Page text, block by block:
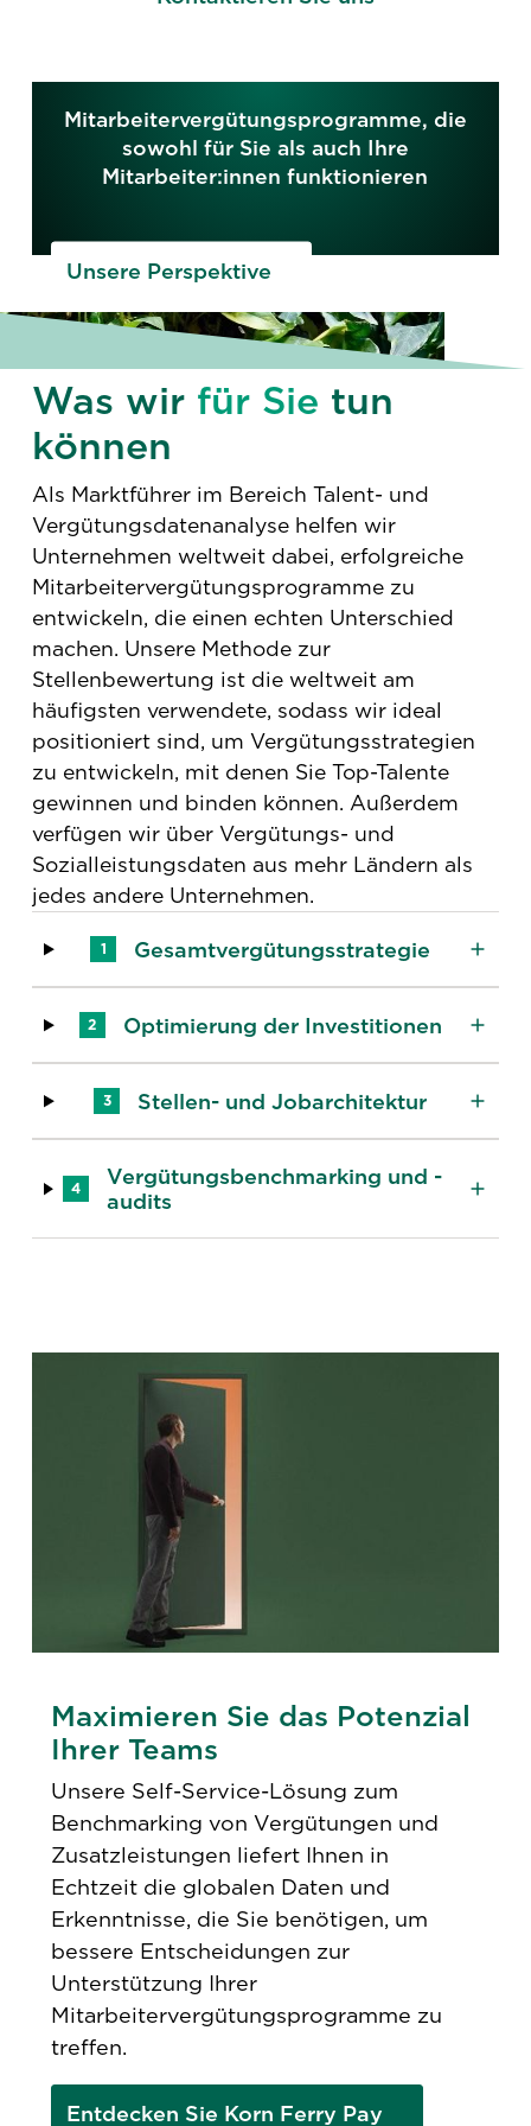
Mitarbeitervergütungsprogramme, die
sowohl für Sie als auch Ihre
Mitarbeiter:innen funktionieren
Unsere Perspektive
Was wir für Sie tun
können
Als Marktführer im Bereich Talent- und
Vergütungsdatenanalyse helfen wir
Unternehmen weltweit dabei, erfolgreiche
Mitarbeitervergütungsprogramme zu
entwickeln, die einen echten Unterschied
machen. Unsere Methode zur
Stellenbewertung ist die weltweit am
häufigsten verwendete, sodass wir ideal
positioniert sind, um Vergütungsstrategien
zu entwickeln, mit denen Sie Top-Talente
gewinnen und binden können. Außerdem
verfügen wir über Vergütungs- und
Sozialleistungsdaten aus mehr Ländern als
jedes andere Unternehmen.
1 Gesamtvergütungsstrategie
2 Optimierung der Investitionen
3 Stellen- und Jobarchitektur
4
Vergütungsbenchmarking und -
audits
Maximieren Sie das Potenzial
Ihrer Teams
Unsere Self-Service-Lösung zum
Benchmarking von Vergütungen und
Zusatzleistungen liefert Ihnen in
Echtzeit die globalen Daten und
Erkenntnisse, die Sie benötigen, um
bessere Entscheidungen zur
Unterstützung Ihrer
Mitarbeitervergütungsprogramme zu
treffen.
Entdecken Sie Korn Ferry Pay